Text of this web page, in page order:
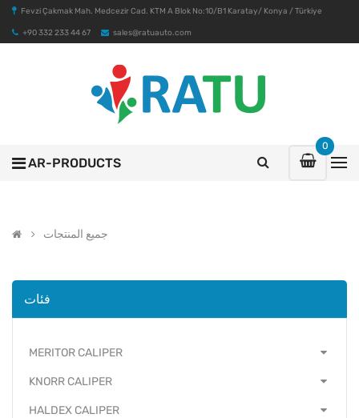
Fevzi Çakmak Mah. Medcezir Cad. KTM A Blok No:10/B1 Karatay/ Konya / Türkiye
+90 332 233 44 67 sales@ratuauto.com
0
AR-PRODUCTS
جميع المنتجات
فئات
MERITOR CALIPER
KNORR CALIPER
HALDEX CALIPER